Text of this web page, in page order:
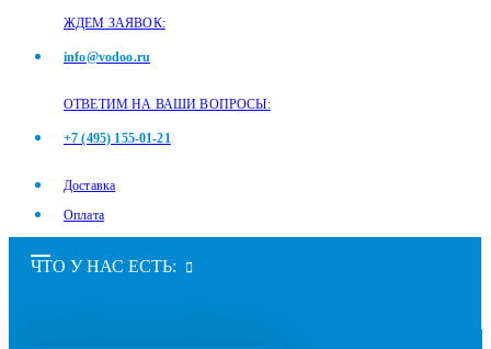
ЖДЕМ ЗАЯВОК:
info@vodoo.ru
ОТВЕТИМ НА ВАШИ ВОПРОСЫ:
+7 (495) 155-01-21
Доставка
Оплата
ЧТО У НАС ЕСТЬ: